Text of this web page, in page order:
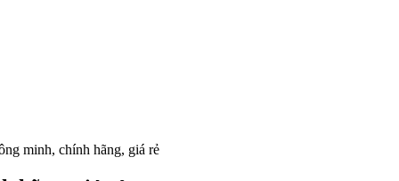
minh, chính hãng, giá rẻ